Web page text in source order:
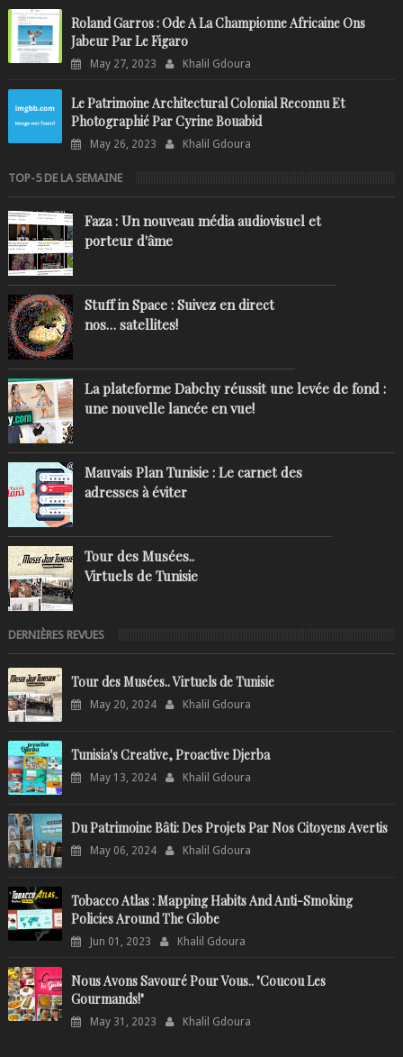
Roland Garros : Ode A La Championne Africaine Ons
Jabeur Par Le Figaro
May 27, 2023 Khalil Gdoura
Le Patrimoine Architectural Colonial Reconnu Et
Photographié Par Cyrine Bouabid
May 26, 2023 Khalil Gdoura
TOP-5 DE LA SEMAINE
Faza : Un nouveau média audiovisuel et
porteur d'âme
Stuff in Space : Suivez en direct
nos… satellites!
La plateforme Dabchy réussit une levée de fond :
une nouvelle lancée en vue!
Mauvais Plan Tunisie : Le carnet des
adresses à éviter
Tour des Musées..
Virtuels de Tunisie
DERNIÈRES REVUES
Tour des Musées.. Virtuels de Tunisie
May 20, 2024 Khalil Gdoura
Tunisia's Creative, Proactive Djerba
May 13, 2024 Khalil Gdoura
Du Patrimoine Bâti: Des Projets Par Nos Citoyens Avertis
May 06, 2024 Khalil Gdoura
Tobacco Atlas : Mapping Habits And Anti-Smoking
Policies Around The Globe
Jun 01, 2023 Khalil Gdoura
Nous Avons Savouré Pour Vous.. "Coucou Les
Gourmands!"
May 31, 2023 Khalil Gdoura